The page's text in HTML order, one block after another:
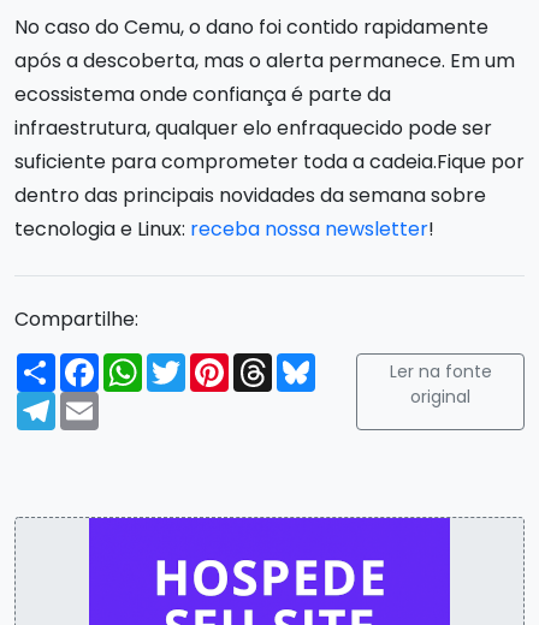
No caso do Cemu, o dano foi contido rapidamente
após a descoberta, mas o alerta permanece. Em um
ecossistema onde confiança é parte da
infraestrutura, qualquer elo enfraquecido pode ser
suficiente para comprometer toda a cadeia.Fique por
dentro das principais novidades da semana sobre
tecnologia e Linux: receba nossa newsletter!
Compartilhe:
Compartilhar
FacebookWhatsApp
TwitterPinterest
ThreadsBluesky
Telegram
Email
Ler na fonte
original